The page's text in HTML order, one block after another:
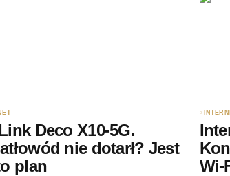
Deco X10-5G.
nie dotarł? Jest
plan
Wi-